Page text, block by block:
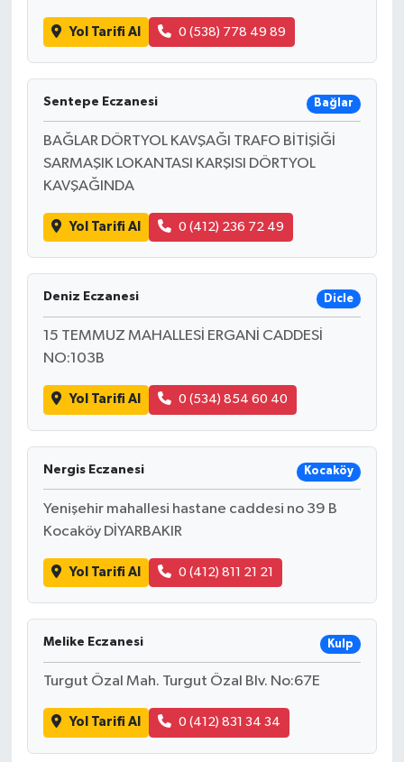
Yol Tarifi Al 0 (538) 778 49 89
Sentepe Eczanesi Bağlar
BAĞLAR DÖRTYOL KAVŞAĞI TRAFO BİTİŞİĞİ
SARMAŞIK LOKANTASI KARŞISI DÖRTYOL
KAVŞAĞINDA
Yol Tarifi Al 0 (412) 236 72 49
Deniz Eczanesi Dicle
15 TEMMUZ MAHALLESİ ERGANİ CADDESİ
NO:103B
Yol Tarifi Al 0 (534) 854 60 40
Nergis Eczanesi Kocaköy
Yenişehir mahallesi hastane caddesi no 39 B
Kocaköy DİYARBAKIR
Yol Tarifi Al 0 (412) 811 21 21
Melike Eczanesi Kulp
Turgut Özal Mah. Turgut Özal Blv. No:67E
Yol Tarifi Al 0 (412) 831 34 34